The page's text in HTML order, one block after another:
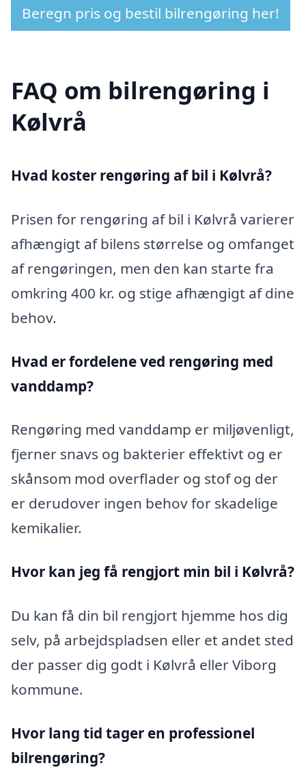
Beregn pris og bestil bilrengøring her!
FAQ om bilrengøring i
Kølvrå
Hvad koster rengøring af bil i Kølvrå?
Prisen for rengøring af bil i Kølvrå varierer
afhængigt af bilens størrelse og omfanget
af rengøringen, men den kan starte fra
omkring 400 kr. og stige afhængigt af dine
behov.
Hvad er fordelene ved rengøring med
vanddamp?
Rengøring med vanddamp er miljøvenligt,
fjerner snavs og bakterier effektivt og er
skånsom mod overflader og stof og der
er derudover ingen behov for skadelige
kemikalier.
Hvor kan jeg få rengjort min bil i Kølvrå?
Du kan få din bil rengjort hjemme hos dig
selv, på arbejdspladsen eller et andet sted
der passer dig godt i Kølvrå eller Viborg
kommune.
Hvor lang tid tager en professionel
bilrengøring?